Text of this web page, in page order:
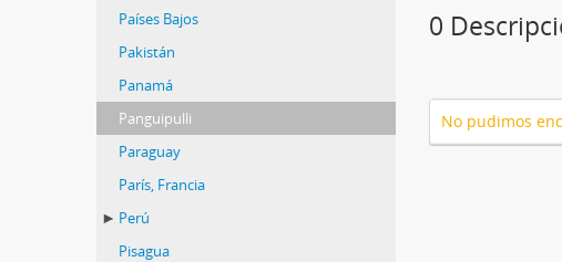
Países Bajos
Pakistán
Panamá
Panguipulli
Paraguay
París, Francia
Perú
Pisagua
0
No pudimos